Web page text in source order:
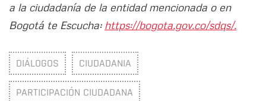
a la ciudadanía de la entidad mencionada o en
Bogotá te Escucha: https://bogota.gov.co/sdqs/.
DIÁLOGOS CIUDADANIA
PARTICIPACIÓN CIUDADANA